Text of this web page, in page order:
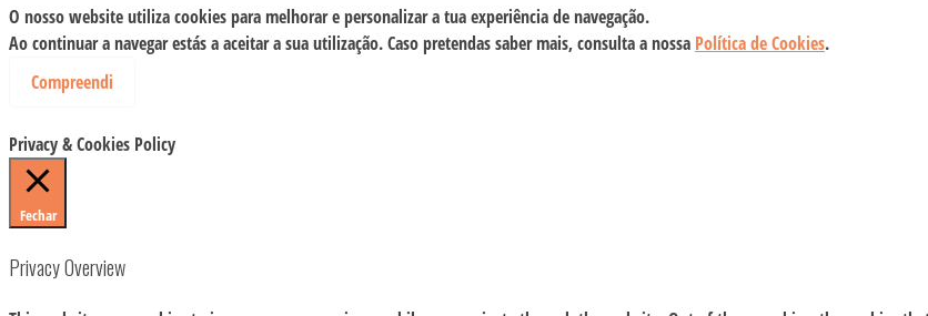
O nosso website utiliza cookies para melhorar e personalizar a tua experiência de navegação.
Ao continuar a navegar estás a aceitar a sua utilização. Caso pretendas saber mais, consulta a nossa Política de Cookies.
Compreendi
Privacy & Cookies Policy
Fechar
Privacy Overview